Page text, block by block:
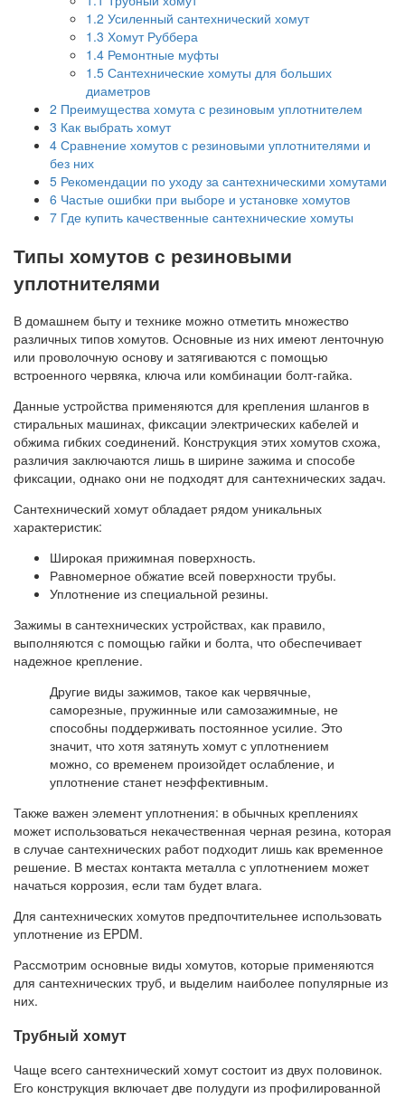
1.2 Усиленный сантехнический хомут
1.3 Хомут Руббера
1.4 Ремонтные муфты
1.5 Сантехнические хомуты для больших
диаметров
2 Преимущества хомута с резиновым уплотнителем
3 Как выбрать хомут
4 Сравнение хомутов с резиновыми уплотнителями и
без них
5 Рекомендации по уходу за сантехническими хомутами
6 Частые ошибки при выборе и установке хомутов
7 Где купить качественные сантехнические хомуты
Типы хомутов с резиновыми
уплотнителями
В домашнем быту и технике можно отметить множество
различных типов хомутов. Основные из них имеют ленточную
или проволочную основу и затягиваются с помощью
встроенного червяка, ключа или комбинации болт-гайка.
Данные устройства применяются для крепления шлангов в
стиральных машинах, фиксации электрических кабелей и
обжима гибких соединений. Конструкция этих хомутов схожа,
различия заключаются лишь в ширине зажима и способе
фиксации, однако они не подходят для сантехнических задач.
Сантехнический хомут обладает рядом уникальных
характеристик:
Широкая прижимная поверхность.
Равномерное обжатие всей поверхности трубы.
Уплотнение из специальной резины.
Зажимы в сантехнических устройствах, как правило,
выполняются с помощью гайки и болта, что обеспечивает
надежное крепление.
Другие виды зажимов, такое как червячные,
саморезные, пружинные или самозажимные, не
способны поддерживать постоянное усилие. Это
значит, что хотя затянуть хомут с уплотнением
можно, со временем произойдет ослабление, и
уплотнение станет неэффективным.
Также важен элемент уплотнения: в обычных креплениях
может использоваться некачественная черная резина, которая
в случае сантехнических работ подходит лишь как временное
решение. В местах контакта металла с уплотнением может
начаться коррозия, если там будет влага.
Для сантехнических хомутов предпочтительнее использовать
уплотнение из EPDM.
Рассмотрим основные виды хомутов, которые применяются
для сантехнических труб, и выделим наиболее популярные из
них.
Трубный хомут
Чаще всего сантехнический хомут состоит из двух половинок.
Его конструкция включает две полудуги из профилированной